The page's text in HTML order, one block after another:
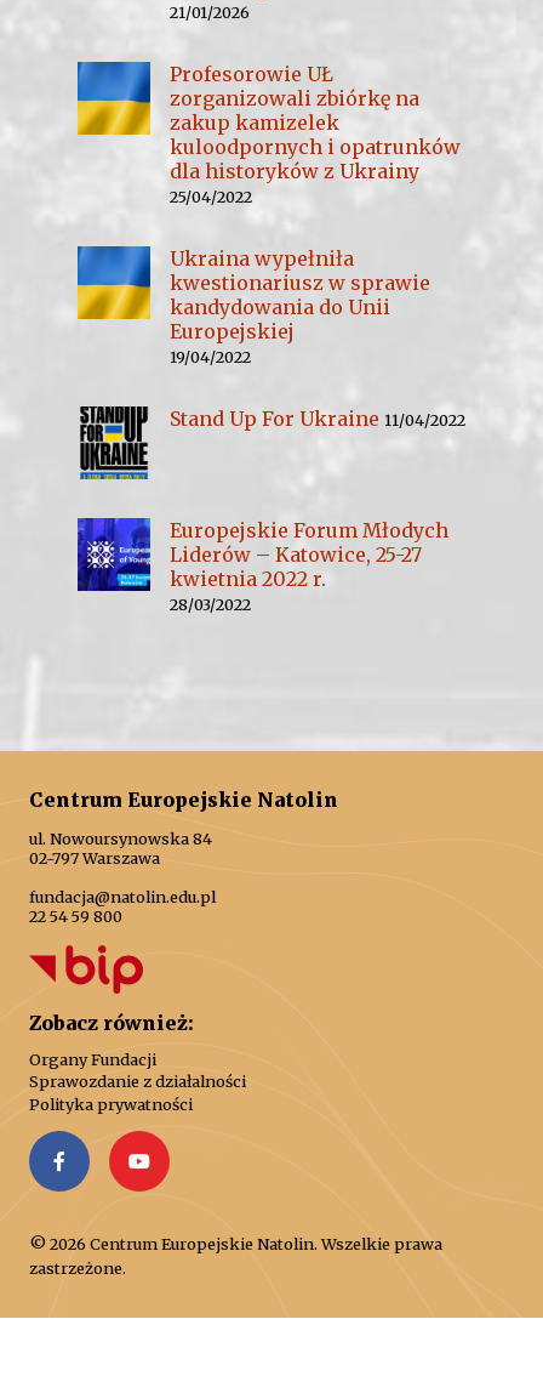
21/01/2026
Profesorowie UŁ
zorganizowali zbiórkę na
zakup kamizelek
kuloodpornych i opatrunków
dla historyków z Ukrainy
25/04/2022
Ukraina wypełniła
kwestionariusz w sprawie
kandydowania do Unii
Europejskiej
19/04/2022
Stand Up For Ukraine 11/04/2022
Europejskie Forum Młodych
Liderów – Katowice, 25-27
kwietnia 2022 r.
28/03/2022
Centrum Europejskie Natolin
ul. Nowoursynowska 84
02-797 Warszawa
fundacja@natolin.edu.pl
22 54 59 800
Zobacz również:
Organy Fundacji
Sprawozdanie z działalności
Polityka prywatności
© 2026 Centrum Europejskie Natolin. Wszelkie prawa
zastrzeżone.